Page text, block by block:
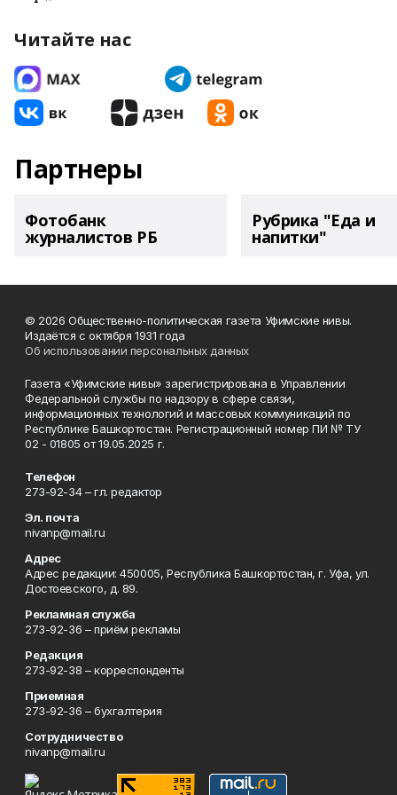
Читайте нас
Партнеры
Фотобанк
журналистов РБ
Рубрика "Еда и
напитки"
© 2026 Общественно-политическая газета Уфимские нивы.
Издаётся с октября 1931 года
Об использовании персональных данных
Газета «Уфимские нивы» зарегистрирована в Управлении
Федеральной службы по надзору в сфере связи,
информационных технологий и массовых коммуникаций по
Республике Башкортостан. Регистрационный номер ПИ № ТУ
02 - 01805 от 19.05.2025 г.
Телефон
273-92-34 – гл. редактор
Эл. почта
nivanp@mail.ru
Адрес
Адрес редакции: 450005, Республика Башкортостан, г. Уфа, ул.
Достоевского, д. 89.
Рекламная служба
273-92-36 – приём рекламы
Редакция
273-92-38 – корреспонденты
Приемная
273-92-36 – бухгалтерия
Сотрудничество
nivanp@mail.ru